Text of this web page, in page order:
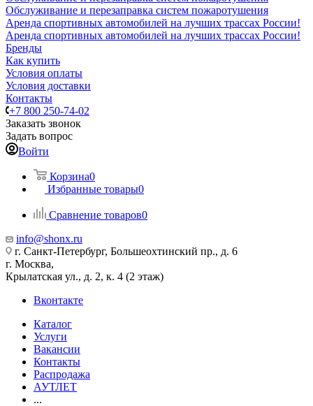
Обслуживание и перезаправка систем пожаротушения
Аренда спортивных автомобилей на лучших трассах России!
Аренда спортивных автомобилей на лучших трассах России!
Бренды
Как купить
Условия оплаты
Условия доставки
Контакты
+7 800 250-74-02
Заказать звонок
Задать вопрос
Войти
Корзина0
Избранные товары0
Сравнение товаров0
info@shonx.ru
г. Санкт-Петербург, Большеохтинский пр., д. 6
г. Москва,
Крылатская ул., д. 2, к. 4 (2 этаж)
Вконтакте
Каталог
Услуги
Вакансии
Контакты
Распродажа
АУТЛЕТ
...